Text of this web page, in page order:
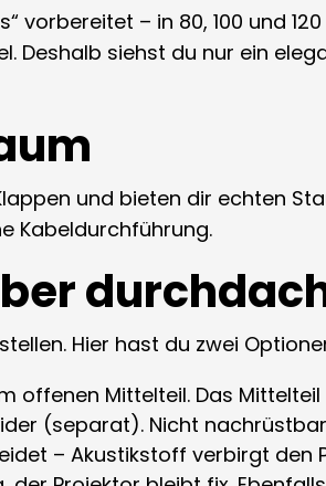
vorbereitet – in 80, 100 und
Deshalb siehst du nur ein
und bieten dir echten
Kabeldurchführung.
Hier hast du zwei
offenen Mittelteil. Das
(separat). Nicht
– Akustikstoff verbirgt den